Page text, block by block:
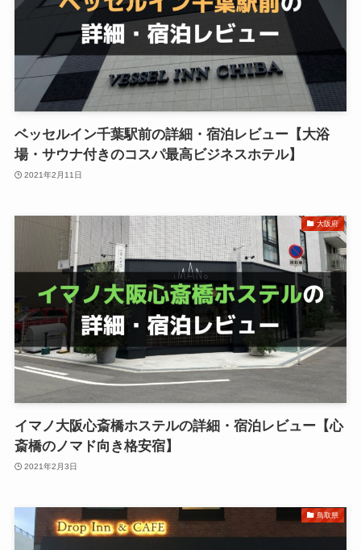
ベッセルイン千葉駅前の詳細・宿泊レビュー【大浴
場・サウナ付きのコスパ最高ビジネスホテル】
2021年2月11日
大阪府
イマノ大阪心斎橋ホステルの詳細・宿泊レビュー【心
斎橋のノマド向き格安宿】
2021年2月3日
鳥取県